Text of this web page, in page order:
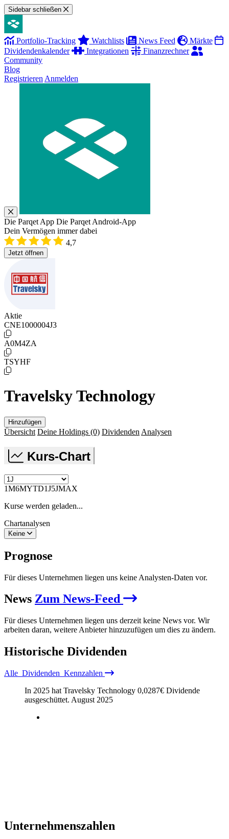
Sidebar schließen
Portfolio-Tracking Watchlists News Feed
Märkte
Dividendenkalender
Integrationen
Finanzrechner
Community
Blog
Registrieren Anmelden
Die Parqet App Die Parqet Android-App
Dein Vermögen immer dabei
4,7
Jetzt öffnen
Aktie
CNE1000004J3
A0M4ZA
TSYHF
Travelsky Technology
Hinzufügen
Übersicht Deine Holdings (0) Dividenden Analysen
Kurs-Chart
1M6MYTD1J5JMAX
Kurse werden geladen...
Chartanalysen
Keine
Prognose
Für dieses Unternehmen liegen uns keine Analysten-Daten vor.
News Zum News-Feed
Für dieses Unternehmen liegen uns derzeit keine News vor. Wir
arbeiten daran, weitere Anbieter hinzuzufügen um dies zu ändern.
Historische Dividenden
Alle Dividenden Kennzahlen
In 2025 hat Travelsky Technology 0,0287€ Dividende
ausgeschüttet. August 2025
Unternehmenszahlen